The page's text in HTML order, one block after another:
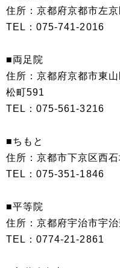
住所：京都府京都市左
TEL：075-741-2016
■両足院
住所：京都府京都市東
松町591
TEL：075-561-3216
■ちもと
住所：京都市下京区西
TEL：075-351-1846
■平等院
住所：京都府宇治市宇
TEL：0774-21-2861